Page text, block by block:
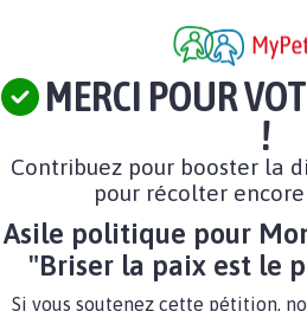
MERCI POUR
!
Contribuez pour booster la
pour récolter
Asile politique pour
"Briser la paix est le
Si vous soutenez cette pétition,